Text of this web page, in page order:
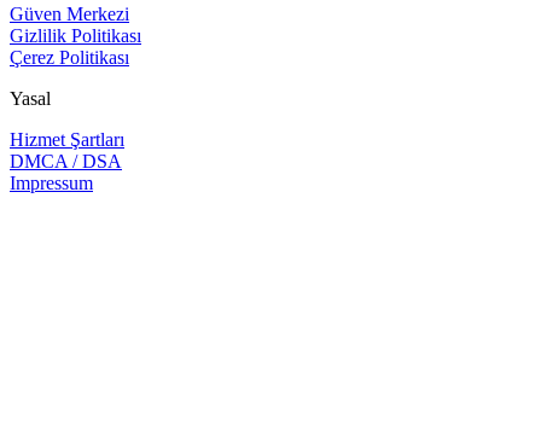
Güven Merkezi
Gizlilik Politikası
Çerez Politikası
Yasal
Hizmet Şartları
DMCA / DSA
Impressum